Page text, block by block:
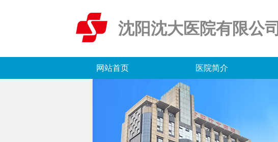
沈阳沈大医院有限公司
网站首页 医院简介